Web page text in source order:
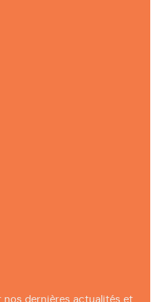
nos dernières actualités et